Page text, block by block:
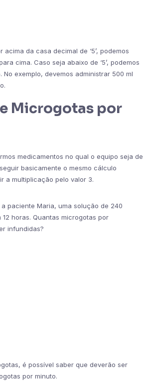
da casa decimal de ‘5’, podemos
cima. Caso seja abaixo de ‘5’, podemos
No exemplo, devemos administrar 500 ml
Microgotas por
medicamentos no qual o equipo seja de
basicamente o mesmo cálculo
a multiplicação pelo valor 3.
paciente Maria, uma solução de 240
horas. Quantas microgotas por
infundidas?
é possível saber que deverão ser
por minuto.